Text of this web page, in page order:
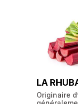
LA
Originaire